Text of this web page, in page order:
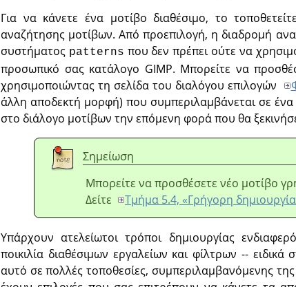
Για να κάνετε ένα μοτίβο διαθέσιμο, το
αναζήτησης μοτίβων. Από προεπιλογή, η διαδρομή
συστήματος patterns που δεν πρέπει ούτε να
προσωπικό σας κατάλογο GIMP. Μπορείτε να
χρησιμοποιώντας τη σελίδα του διαλόγου επιλογών
άλλη αποδεκτή μορφή) που συμπεριλαμβάνεται σε
στο διάλογο μοτίβων την επόμενη φορά που θα
Σημείωση
Μπορείτε να προσθέσετε νέο μοτίβο
Δείτε
Τμήμα 5.4, «Γρήγορη
Υπάρχουν ατελείωτοι τρόποι δημιουργίας
ποικιλία διαθέσιμων εργαλείων και φίλτρων --
αυτό σε πολλές τοποθεσίες, συμπεριλαμβανόμενης